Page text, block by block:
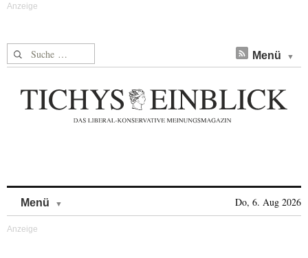
Suche nach: Menü
Menü Do, 6. Aug 2026